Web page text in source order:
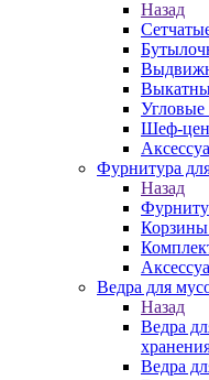
Назад
Шеф-
Фурнитура
Назад
Корзины
Ведра для
Назад
Ведра
Ведра